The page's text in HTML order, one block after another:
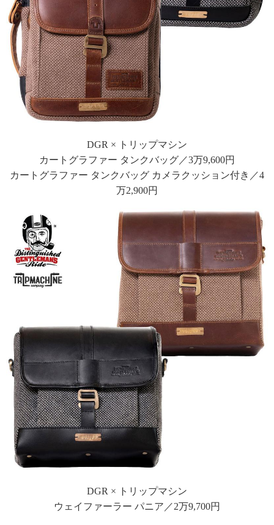
DGR × トリップマシン
カートグラファー タンクバッグ／3万9,600円
カートグラファー タンクバッグ カメラクッション付き／4
万2,900円
DGR × トリップマシン
ウェイファーラー パニア／2万9,700円